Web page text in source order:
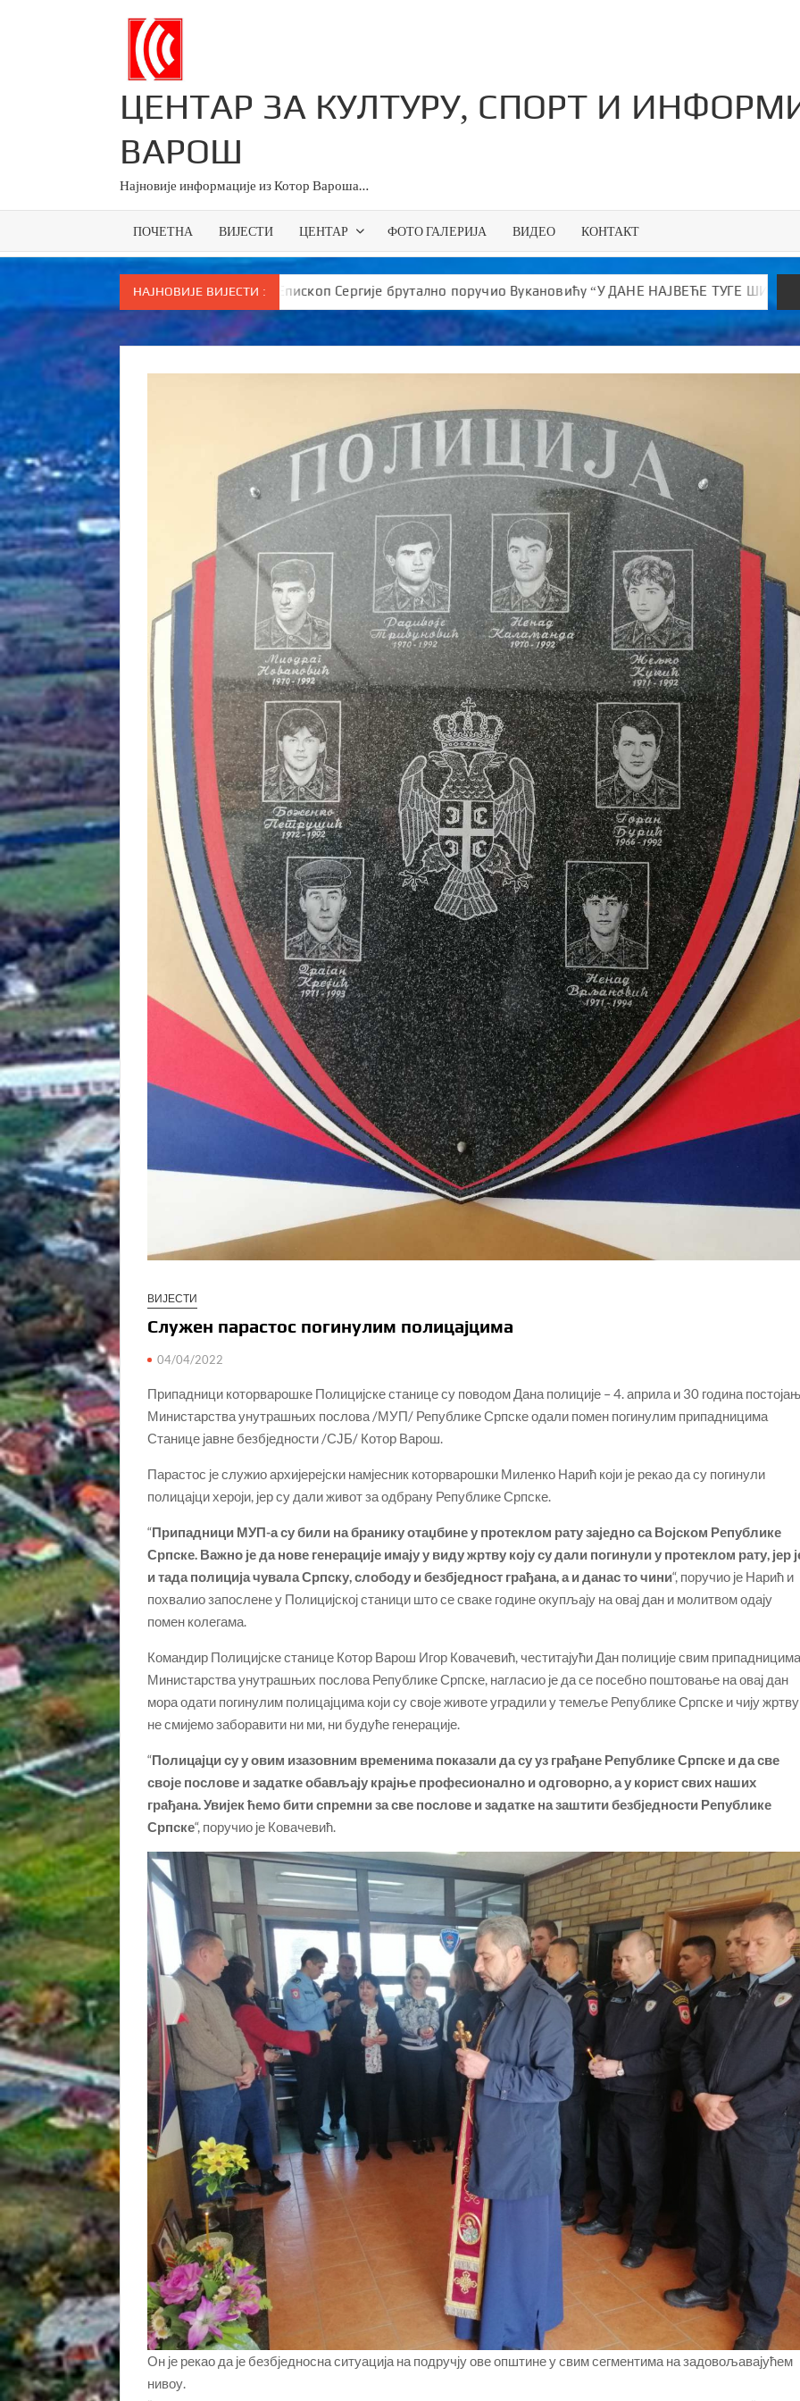
ЦЕНТАР ЗА КУЛТУРУ, СПОРТ И
ВАРОШ
Најновије информације из Котор Вароша…
ПОЧЕТНА ВИЈЕСТИ ЦЕНТАР ФОТО ГАЛЕРИЈА ВИДЕО КОНТАКТ
НАЈНОВИЈЕ ВИЈЕСТИ :
Епископ Сергије брутално поручио Вукановићу “У ДАНЕ НАЈВЕЋЕ ТУГЕ ШИРИШ ОТРОВ и
ВИЈЕСТИ
Служен парастос погинулим полицајцима
04/04/2022
Припадници которварошке Полицијске станице су поводом Дана полиције – 4. априла и 30 година
Министарства унутрашњих послова /МУП/ Републике Српске одали помен погинулим припадницима
Станице јавне безбједности /СЈБ/ Котор Варош.
Парастос је служио архијерејски намјесник которварошки Миленко Нарић који је рекао да су погинули
полицајци хероји, јер су дали живот за одбрану Републике Српске.
“Припадници МУП-а су били на бранику отаџбине у протеклом рату заједно са Војском Републике
Српске. Важно је да нове генерације имају у виду жртву коју су дали погинули у протеклом рату, јер
и тада полиција чувала Српску, слободу и безбједност грађана, а и данас то чини“, поручио је Нарић и
похвалио запослене у Полицијској станици што се сваке године окупљају на овај дан и молитвом одају
помен колегама.
Командир Полицијске станице Котор Варош Игор Ковачевић, честитајући Дан полиције свим
Министарства унутрашњих послова Републике Српске, нагласио је да се посебно поштовање на овај дан
мора одати погинулим полицајцима који су своје животе уградили у темеље Републике Српске и чију жртву
не смијемо заборавити ни ми, ни будуће генерације.
“Полицајци су у овим изазовним временима показали да су уз грађане Републике Српске и да све
своје послове и задатке обављају крајње професионално и одговорно, а у корист свих наших
грађана. Увијек ћемо бити спремни за све послове и задатке на заштити безбједности Републике
Српске“, поручио је Ковачевић.
Он је рекао да је безбједносна ситуација на подручју ове општине у свим сегментима на задовољавајућем
нивоу.